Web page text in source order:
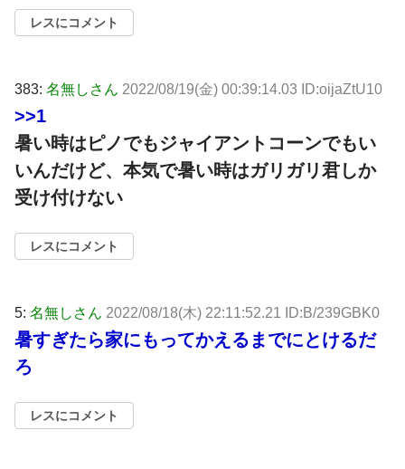
レスにコメント
383: 名無しさん 2022/08/19(金) 00:39:14.03 ID:oijaZtU10
>>1
暑い時はピノでもジャイアントコーンでもい
いんだけど、本気で暑い時はガリガリ君しか
受け付けない
レスにコメント
5: 名無しさん 2022/08/18(木) 22:11:52.21 ID:B/239GBK0
暑すぎたら家にもってかえるまでにとけるだ
ろ
レスにコメント